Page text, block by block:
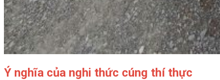
Ý nghĩa của nghi thức cúng thí thực